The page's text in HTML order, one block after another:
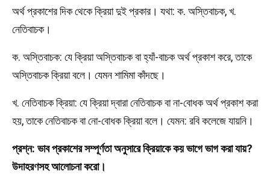
অর্থ প্রকাশের দিক থেকে ক্রিয়া দুই প্রকার। যথা: ক. অস্তিবাচক, খ.
নেতিবাচক।
ক. অস্তিবাচক: যে ক্রিয়া অস্তিবাচক বা হ্যাঁ-বাচক অর্থ প্রকাশ করে, তাকে
অস্তিবাচক ক্রিয়া বলে। যেমন শামিমা কাঁদছে।
খ. নেতিবাচক ক্রিয়া: যে ক্রিয়া দ্বারা নেতিবাচক বা না-বোধক অর্থ প্রকাশ করা
হয়, তাকে নেতিবাচক বা নো-বোধক ক্রিয়া বলে। যেমন: রবি কলেজে যায়নি।
প্রশ্ন: ভাব প্রকাশের সম্পূর্ণতা অনুসারে ক্রিয়াকে কয় ভাগে ভাগ করা যায়?
উদাহরণসহ আলোচনা করো।